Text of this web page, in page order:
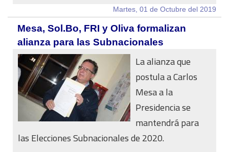
Martes, 01 de Octubre del 2019
Mesa, Sol.Bo, FRI y Oliva formalizan
alianza para las Subnacionales
La alianza que
postula a Carlos
Mesa a la
Presidencia se
mantendrá para
las Elecciones Subnacionales de 2020.